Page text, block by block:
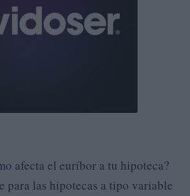
afecta el euríbor a tu hipoteca?
para las hipotecas a tipo variable